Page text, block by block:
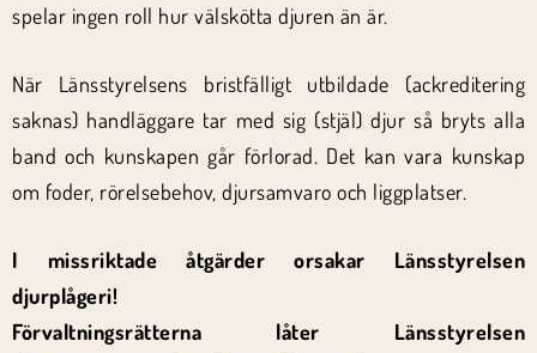
spelar ingen roll hur välskötta djuren än är.
När Länsstyrelsens bristfälligt utbildade (ackreditering
saknas) handläggare tar med sig (stjäl) djur så bryts alla
band och kunskapen går förlorad. Det kan vara kunskap
om foder, rörelsebehov, djursamvaro och liggplatser.
I missriktade åtgärder orsakar Länsstyrelsen
djurplågeri!
Förvaltningsrätterna låter Länsstyrelsen